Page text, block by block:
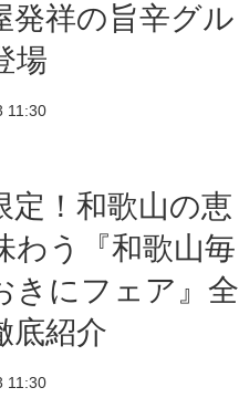
発祥の旨辛グル
場
11:30
定！和歌山の恵
わう『和歌山毎
きにフェア』全
底紹介
11:30